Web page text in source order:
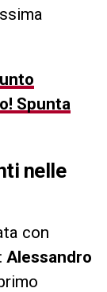
Spunta
nelle
con
Alessandro